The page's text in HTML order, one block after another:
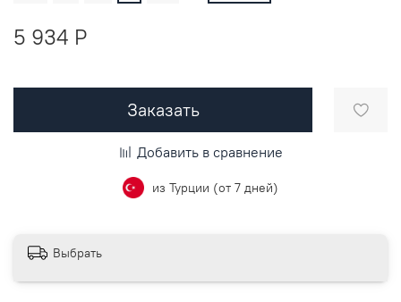
5 934 P
Заказать
Добавить в сравнение
из Турции (от 7 дней)
Выбрать